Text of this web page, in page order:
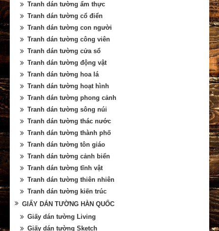
Tranh dán tường ẩm thực
Tranh dán tường cổ điển
Tranh dán tường con người
Tranh dán tường công viên
Tranh dán tường cửa sổ
Tranh dán tường động vật
Tranh dán tường hoa lá
Tranh dán tường hoạt hình
Tranh dán tường phong cảnh
Tranh dán tường sông núi
Tranh dán tường thác nước
Tranh dán tường thành phố
Tranh dán tường tôn giáo
Tranh dán tường cảnh biển
Tranh dán tường tĩnh vật
Tranh dán tường thiên nhiên
Tranh dán tường kiến trúc
GIẤY DÁN TƯỜNG HÀN QUỐC
Giấy dán tường Living
Giấy dán tường Sketch